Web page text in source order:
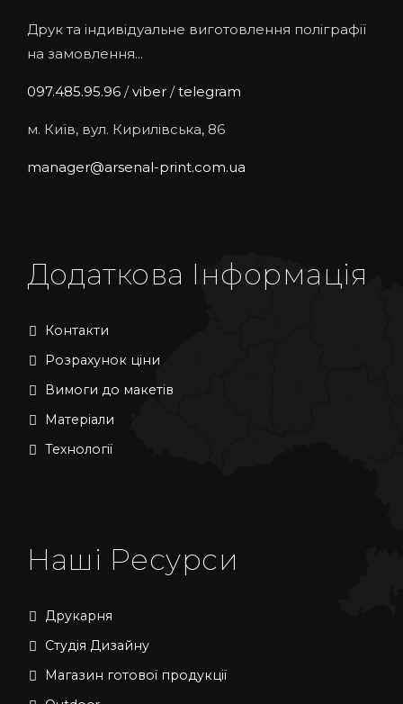
Друк та індивідуальне виготовлення поліграфії
на замовлення...
097.485.95.96 /viber /telegram
м. Київ, вул. Кирилівська, 86
manager@arsenal-print.com.ua
Додаткова Інформація
Контакти
Розрахунок ціни
Вимоги до макетів
Матеріали
Технології
Наші Ресурси
Друкарня
Студія Дизайну
Магазин готової продукції